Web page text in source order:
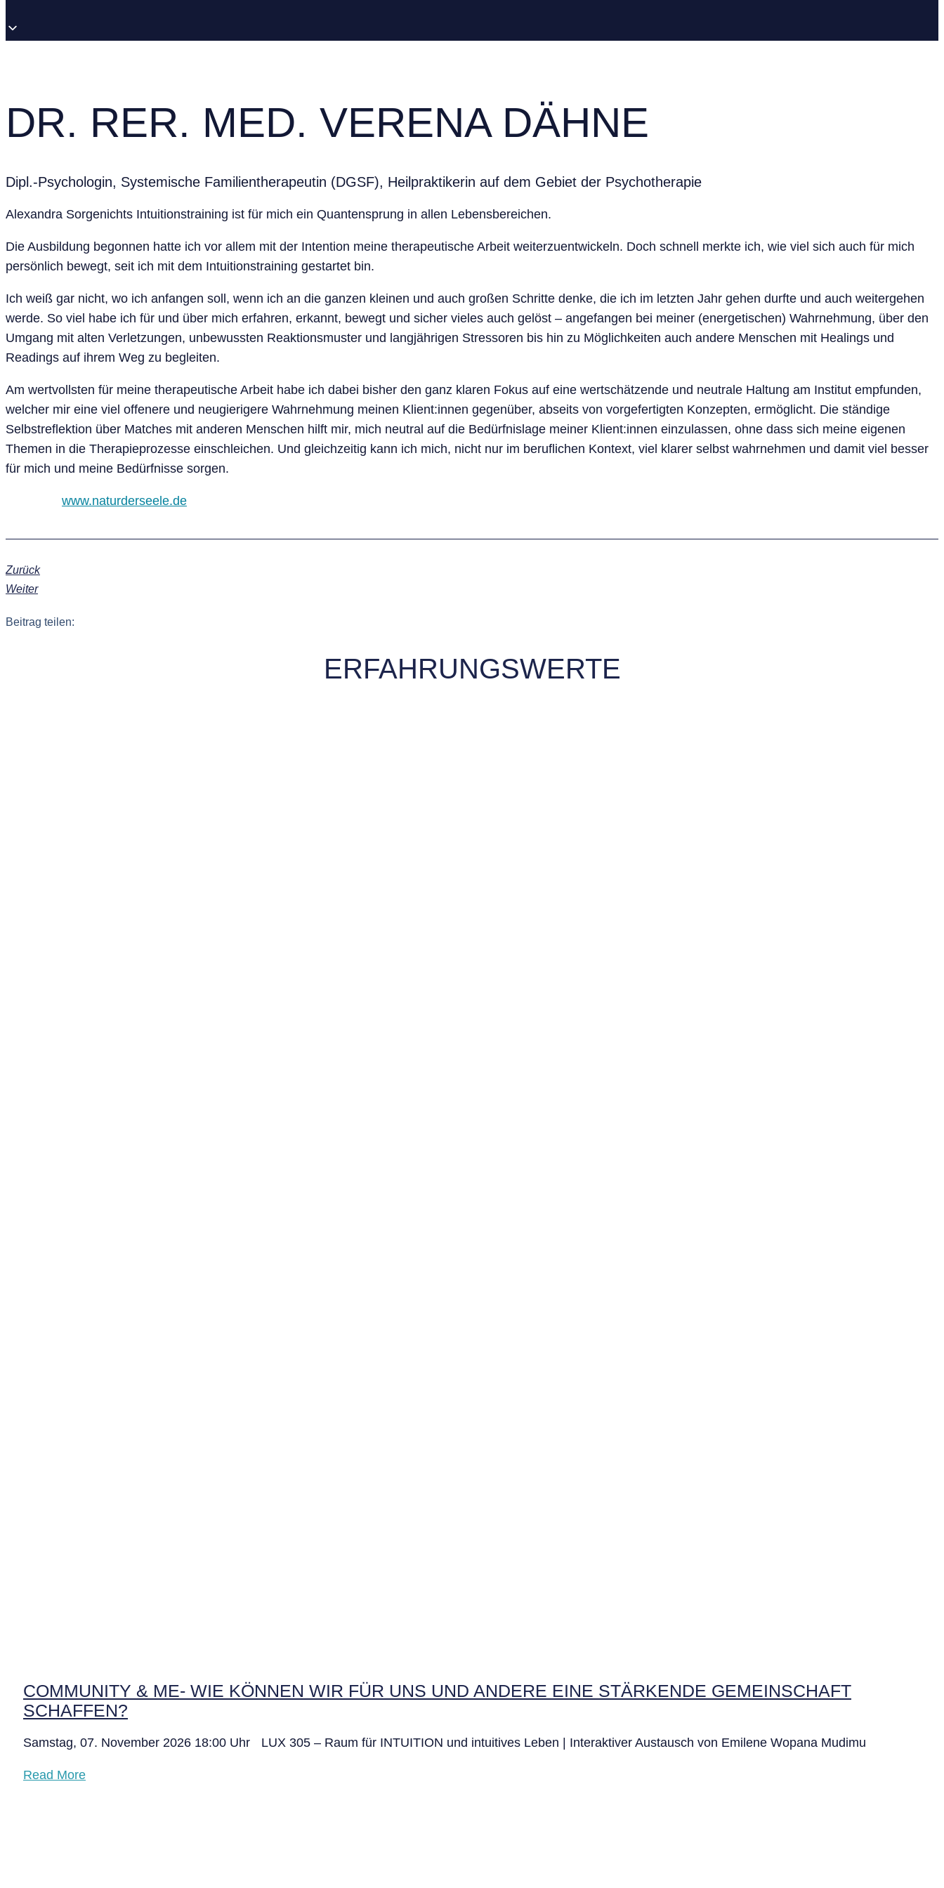
DR. RER. MED. VERENA DÄHNE
Dipl.-Psychologin, Systemische Familientherapeutin (DGSF), Heilpraktikerin auf dem Gebiet der Psychotherapie
Alexandra Sorgenichts Intuitionstraining ist für mich ein Quantensprung in allen Lebensbereichen.
Die Ausbildung begonnen hatte ich vor allem mit der Intention meine therapeutische Arbeit weiterzuentwickeln. Doch schnell merkte ich, wie viel sich auch für mich
persönlich bewegt, seit ich mit dem Intuitionstraining gestartet bin.
Ich weiß gar nicht, wo ich anfangen soll, wenn ich an die ganzen kleinen und auch großen Schritte denke, die ich im letzten Jahr gehen durfte und auch weitergehen
werde. So viel habe ich für und über mich erfahren, erkannt, bewegt und sicher vieles auch gelöst – angefangen bei meiner (energetischen) Wahrnehmung, über den
Umgang mit alten Verletzungen, unbewussten Reaktionsmuster und langjährigen Stressoren bis hin zu Möglichkeiten auch andere Menschen mit Healings und
Readings auf ihrem Weg zu begleiten.
Am wertvollsten für meine therapeutische Arbeit habe ich dabei bisher den ganz klaren Fokus auf eine wertschätzende und neutrale Haltung am Institut empfunden,
welcher mir eine viel offenere und neugierigere Wahrnehmung meinen Klient:innen gegenüber, abseits von vorgefertigten Konzepten, ermöglicht. Die ständige
Selbstreflektion über Matches mit anderen Menschen hilft mir, mich neutral auf die Bedürfnislage meiner Klient:innen einzulassen, ohne dass sich meine eigenen
Themen in die Therapieprozesse einschleichen. Und gleichzeitig kann ich mich, nicht nur im beruflichen Kontext, viel klarer selbst wahrnehmen und damit viel besser
für mich und meine Bedürfnisse sorgen.
www.naturderseele.de
Zurück
Weiter
Beitrag teilen:
ERFAHRUNGSWERTE
COMMUNITY & ME- WIE KÖNNEN WIR FÜR UNS UND ANDERE EINE STÄRKENDE GEMEINSCHAFT
SCHAFFEN?
Samstag, 07. November 2026 18:00 Uhr LUX 305 – Raum für INTUITION und intuitives Leben | Interaktiver Austausch von Emilene Wopana Mudimu
Read More